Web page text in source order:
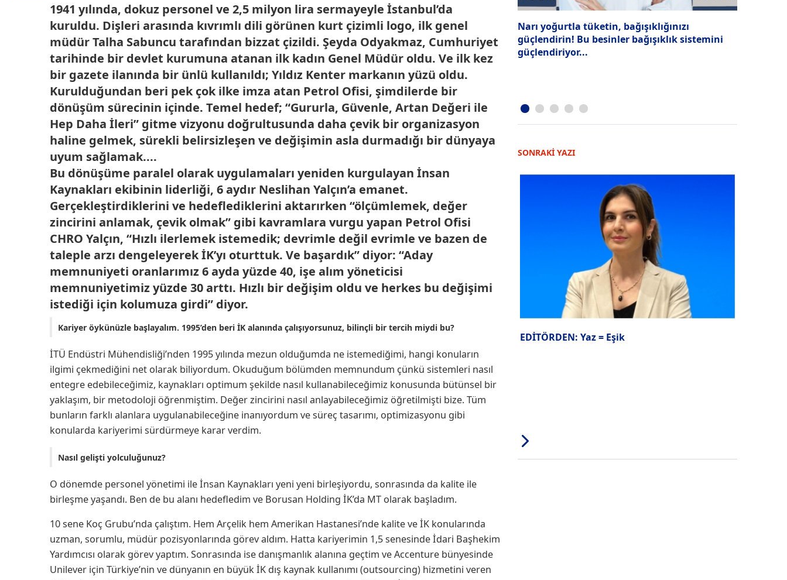
1941 yılında, dokuz personel ve 2,5 milyon lira sermayeyle İstanbul’da
kuruldu. Dişleri arasında kıvrımlı dili görünen kurt çizimli logo, ilk genel
müdür Talha Sabuncu tarafından bizzat çizildi. Şeyda Odyakmaz, Cumhuriyet
tarihinde bir devlet kurumuna atanan ilk kadın Genel Müdür oldu. Ve ilk kez
bir gazete ilanında bir ünlü kullanıldı; Yıldız Kenter markanın yüzü oldu.
Kurulduğundan beri pek çok ilke imza atan Petrol Ofisi, şimdilerde bir
dönüşüm sürecinin içinde. Temel hedef; “Gururla, Güvenle, Artan Değeri ile
Hep Daha İleri” gitme vizyonu doğrultusunda daha çevik bir organizasyon
haline gelmek, sürekli belirsizleşen ve değişimin asla durmadığı bir dünyaya
uyum sağlamak....
Bu dönüşüme paralel olarak uygulamaları yeniden kurgulayan İnsan
Kaynakları ekibinin liderliği, 6 aydır Neslihan Yalçın’a emanet.
Gerçekleştirdiklerini ve hedeflediklerini aktarırken “ölçümlemek, değer
zincirini anlamak, çevik olmak” gibi kavramlara vurgu yapan Petrol Ofisi
CHRO Yalçın, “Hızlı ilerlemek istemedik; devrimle değil evrimle ve bazen de
taleple arzı dengeleyerek İK’yı oturttuk. Ve başardık” diyor: “Aday
memnuniyeti oranlarımız 6 ayda yüzde 40, işe alım yöneticisi
memnuniyetimiz yüzde 30 arttı. Hızlı bir değişim oldu ve herkes bu değişimi
istediği için kolumuza girdi” diyor.
Kariyer öykünüzle başlayalım. 1995’den beri İK alanında çalışıyorsunuz, bilinçli bir tercih miydi bu?
İTÜ Endüstri Mühendisliği’nden 1995 yılında mezun olduğumda ne istemediğimi, hangi konuların
ilgimi çekmediğini net olarak biliyordum. Okuduğum bölümden memnundum çünkü sistemleri nasıl
entegre edebileceğimiz, kaynakları optimum şekilde nasıl kullanabileceğimiz konusunda bütünsel bir
yaklaşım, bir metodoloji öğrenmiştim. Değer zincirini nasıl anlayabileceğimiz öğretilmişti bize. Tüm
bunların farklı alanlara uygulanabileceğine inanıyordum ve süreç tasarımı, optimizasyonu gibi
konularda kariyerimi sürdürmeye karar verdim.
Nasıl gelişti yolculuğunuz?
O dönemde personel yönetimi ile İnsan Kaynakları yeni yeni birleşiyordu, sonrasında da kalite ile
birleşme yaşandı. Ben de bu alanı hedefledim ve Borusan Holding İK’da MT olarak başladım.
10 sene Koç Grubu’nda çalıştım. Hem Arçelik hem Amerikan Hastanesi’nde kalite ve İK konularında
uzman, sorumlu, müdür pozisyonlarında görev aldım. Hatta kariyerimin 1,5 senesinde İdari Başhekim
Yardımcısı olarak görev yaptım. Sonrasında ise danışmanlık alanına geçtim ve Accenture bünyesinde
Unilever için Türkiye’nin ve dünyanın en büyük İK dış kaynak kullanımı (outsourcing) hizmetini veren
Narı yoğurtla tüketin, bağışıklığınızı
güçlendirin! Bu besinler bağışıklık sistemini
güçlendiriyor...
SONRAKİ YAZI
EDİTÖRDEN: Yaz = Eşik